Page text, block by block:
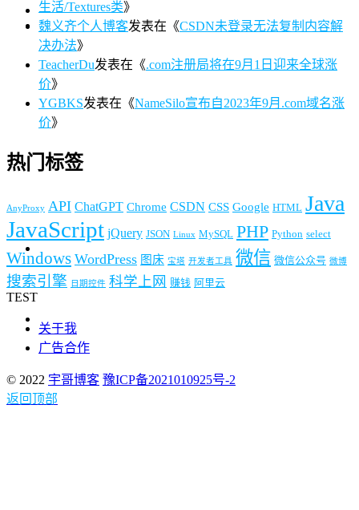
生活/Textures类》
魏义齐个人博客发表在《CSDN未登录无法复制内容解
决办法》
TeacherDu发表在《.com注册局将在9月1日迎来全球涨
价》
YGBKS发表在《NameSilo宣布自2023年9月.com域名涨
价》
热门标签
AnyProxy API ChatGPT Chrome CSDN CSS Google HTML Java
JavaScript jQuery JSON Linux MySQL PHP Python select
Windows WordPress 图床 宝塔 开发者工具 微信 微信公众号 微博
搜索引擎 日期控件 科学上网 赚钱 阿里云
TEST
关于我
广告合作
© 2022 宇哥博客 豫ICP备2021010925号-2
返回顶部